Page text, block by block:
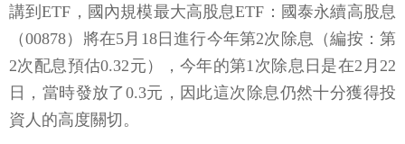
講到ETF，國內規模最大高股息ETF：國泰永續高股息
（00878）將在5月18日進行今年第2次除息（編按：第
2次配息預估0.32元），今年的第1次除息日是在2月22
日，當時發放了0.3元，因此這次除息仍然十分獲得投
資人的高度關切。